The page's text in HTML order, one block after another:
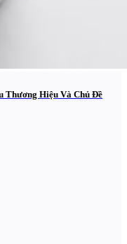
Thương Hiệu Và Chủ Đề